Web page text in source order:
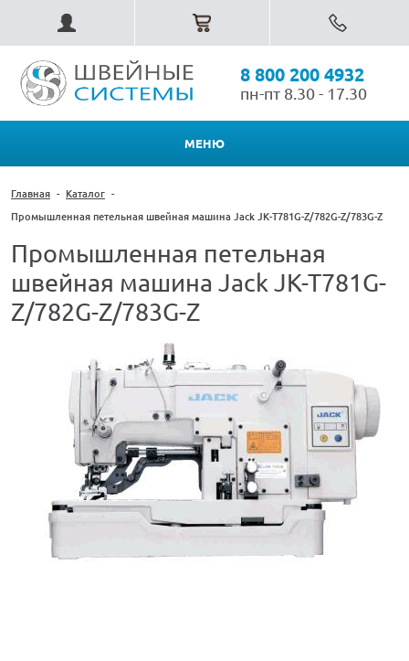
8 800 200 4932
пн-пт 8.30 - 17.30
МЕНЮ
Главная - Каталог -
Промышленная петельная швейная машина Jack JK-T781G-Z/782G-Z/783G-Z
Промышленная петельная
швейная машина Jack JK-T781G-
Z/782G-Z/783G-Z